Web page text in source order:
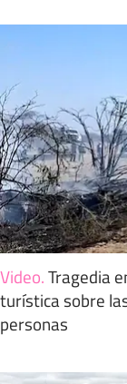
Video.Tragedia
turística sobre
personas